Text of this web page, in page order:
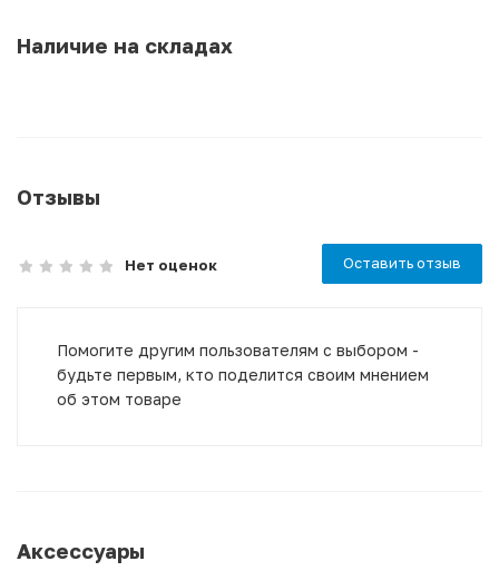
Наличие на складах
Отзывы
Нет оценок Оставить отзыв
Помогите другим пользователям с выбором -
будьте первым, кто поделится своим мнением
об этом товаре
Аксессуары